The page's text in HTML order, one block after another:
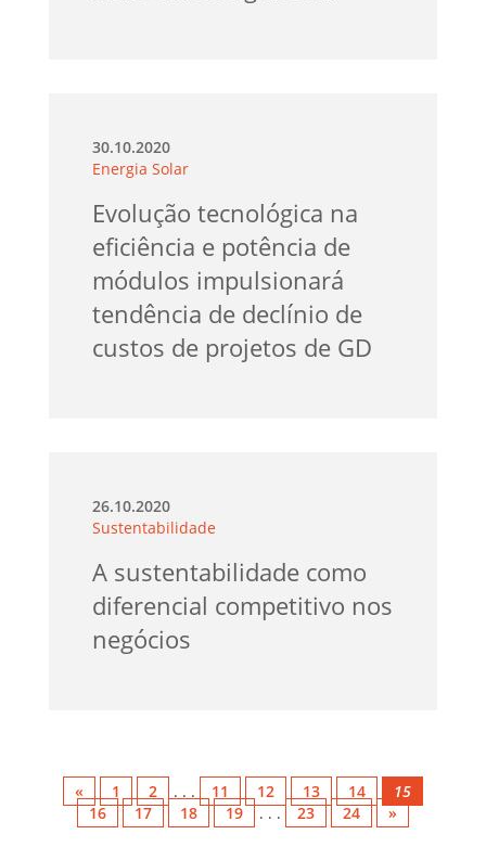
30.10.2020
Energia Solar
Evolução tecnológica na
eficiência e potência de
módulos impulsionará
tendência de declínio de
custos de projetos de GD
26.10.2020
Sustentabilidade
A sustentabilidade como
diferencial competitivo nos
negócios
« 1 2 . . . 11 12 13 14
15
16
17 18 19 . . . 23 24 »